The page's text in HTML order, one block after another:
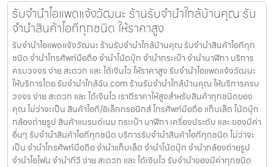
รับจำนำไอแพดแจ้งวัฒนะ ร้านรับจำนำใกล้บ้านคุณ รับ
จำนำสินค้าไอทีทุกชนิด ให้ราคาสูง
รับจำนำไอแพดแจ้งวัฒนะ ร้านรับจำนำใกล้บ้านคุณ รับจำนำสินค้าไอทีทุก
ชนิด จำนำโทรศัพท์มือถือ จำนำโน้ตบุ๊ก จำนำกระเป๋า จำนำนาฬิกา บริการ
ครบวงจร ง่าย สะดวก และ ได้เงินไว ให้ราคาสูง รับจำนำไอแพดแจ้งวัฒนะ
ให้บริการโดย รับจํานําใกล้ฉัน.com ร้านรับจำนำใกล้บ้านคุณ ให้บริการครบ
วงจร ง่าย สะดวก และ ได้เงินไว เราตีราคาให้สูงสำหรับสินค้าทุกชนิดของ
คุณ ไม่ว่าจะเป็น สินค้าไอที/อิเล็กทรอนิกส์ โทรศัพท์มือถือ แท็บเล็ต โน้ตบุ๊ก
กล้องถ่ายรูป สินค้าแบรนด์เนม กระเป๋า นาฬิกา เครื่องประดับ และ ของมีค่า
อื่นๆ รับจำนำสินค้าไอทีทุกชนิด บริการรับจำนำสินค้าไอทีทุกชนิด ไม่ว่าจะ
เป็น จำนำโทรศัพท์มือถือ จำนำแท็บเล็ต จำนำโน้ตบุ๊ก จำนำกล้องถ่ายรูป
จำนำไอโฟน จำนำทีวี ง่าย สะดวก และ ได้เงินไว รับจำนำของมีค่าทุกชนิด